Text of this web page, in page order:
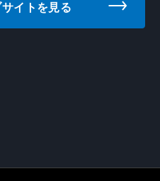
イトを見る